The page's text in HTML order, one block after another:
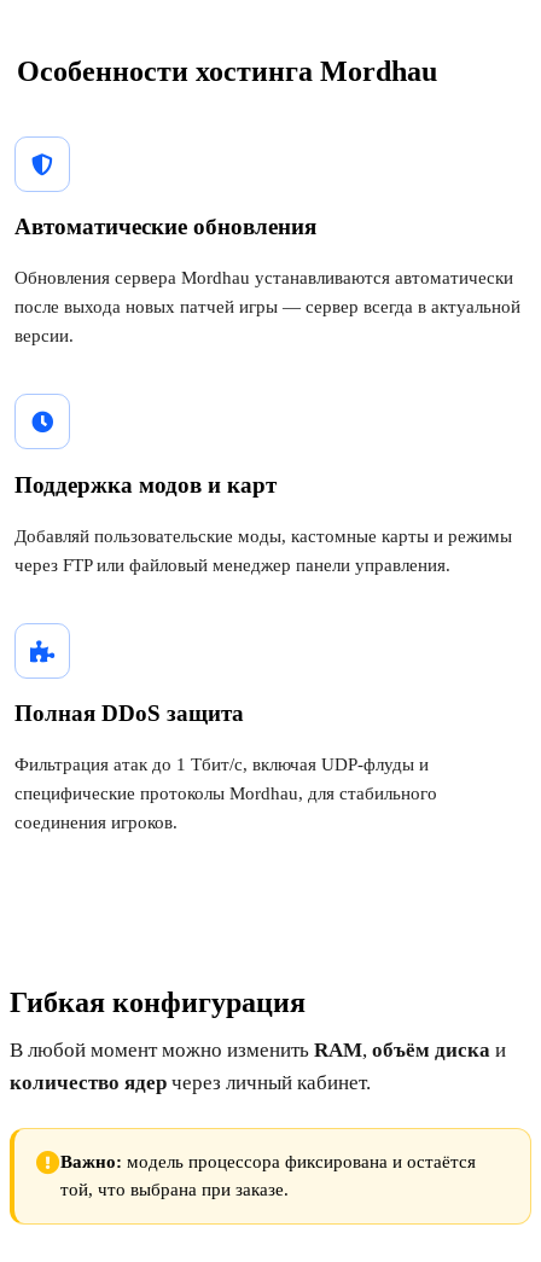
️ Особенности хостинга Mordhau
Автоматические обновления
Обновления сервера Mordhau устанавливаются автоматически
после выхода новых патчей игры — сервер всегда в актуальной
версии.
Поддержка модов и карт
Добавляй пользовательские моды, кастомные карты и режимы
через FTP или файловый менеджер панели управления.
Полная DDoS защита
Фильтрация атак до 1 Тбит/с, включая UDP-флуды и
специфические протоколы Mordhau, для стабильного
соединения игроков.
Гибкая конфигурация
В любой момент можно изменить RAM, объём диска и
количество ядер через личный кабинет.
Важно: модель процессора фиксирована и остаётся
той, что выбрана при заказе.